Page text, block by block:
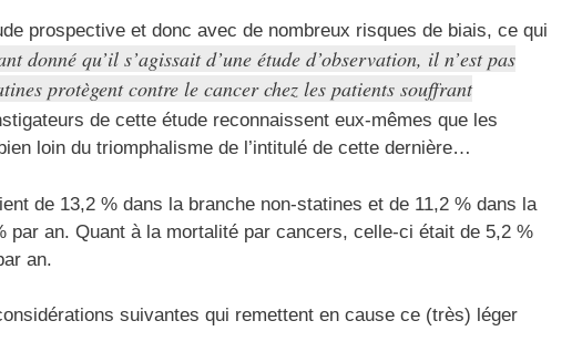
prospective et donc avec de nombreux risques de biais, ce qui
donné qu’il s’agissait d’une étude d’observation, il n’est pas
protègent contre le cancer chez les patients souffrant
de cette étude reconnaissent eux-mêmes que les
loin du triomphalisme de l’intitulé de cette dernière…
de 13,2 % dans la branche non-statines et de 11,2 % dans la
par an. Quant à la mortalité par cancers, celle-ci était de 5,2 %
an.
suivantes qui remettent en cause ce (très) léger